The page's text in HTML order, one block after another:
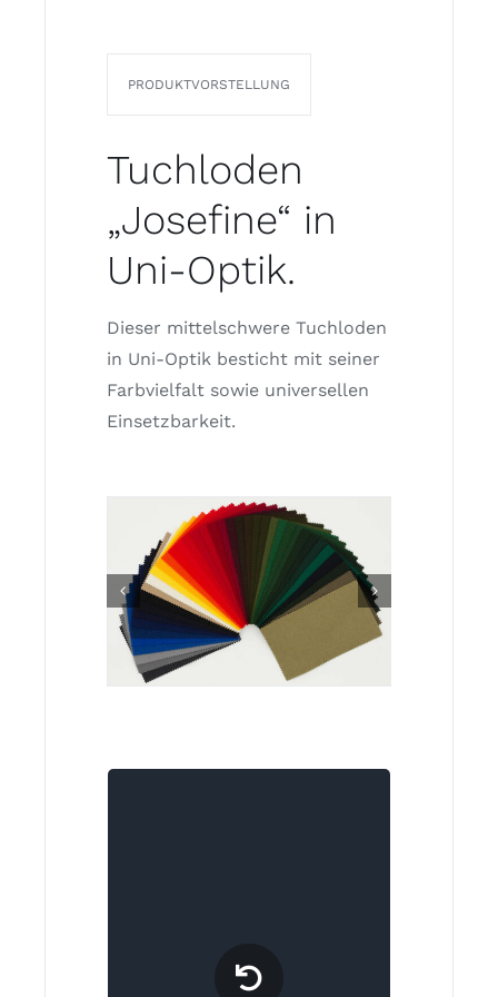
PRODUKTVORSTELLUNG
Tuchloden
„Josefine“ in
Uni-Optik.
Dieser mittelschwere Tuchloden
in Uni-Optik besticht mit seiner
Farbvielfalt sowie universellen
Einsetzbarkeit.
Ein Rückgabe- und